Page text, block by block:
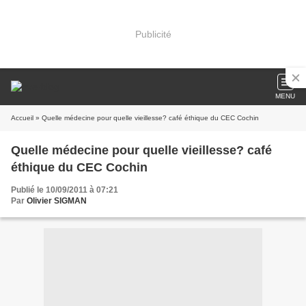
Publicité
MENU
Accueil » Quelle médecine pour quelle vieillesse? café éthique du CEC Cochin
Quelle médecine pour quelle vieillesse? café
éthique du CEC Cochin
Publié le 10/09/2011 à 07:21
Par Olivier SIGMAN